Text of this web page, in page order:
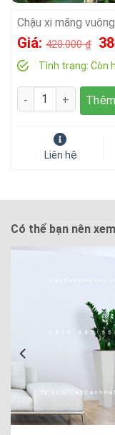
Chậu xi măng
Giá: 420.000₫
là:
Tình trạng: Còn
Số lượng
Liên hệ
Có thể bạn nên